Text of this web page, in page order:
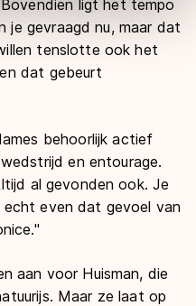
stemt u in met deze
u in onscookiebeleid.
ligt het tempo
je gevraagd nu, maar dat
tenslotte ook het
dat gebeurt
behoorlijk actief
en entourage.
al gevonden ook. Je
even dat gevoel van
aan voor Huisman, die
Maar ze laat op